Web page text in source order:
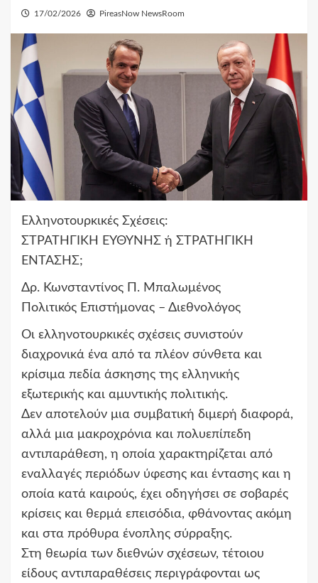
17/02/2026 PireasNow NewsRoom
Ελληνοτουρκικές Σχέσεις:
ΣΤΡΑΤΗΓΙΚΗ ΕΥΘΥΝΗΣ ή ΣΤΡΑΤΗΓΙΚΗ
ΕΝΤΑΣΗΣ;
Δρ. Κωνσταντίνος Π. Μπαλωμένος
Πολιτικός Επιστήμονας – Διεθνολόγος
Οι ελληνοτουρκικές σχέσεις συνιστούν
διαχρονικά ένα από τα πλέον σύνθετα και
κρίσιμα πεδία άσκησης της ελληνικής
εξωτερικής και αμυντικής πολιτικής.
Δεν αποτελούν μια συμβατική διμερή διαφορά,
αλλά μια μακροχρόνια και πολυεπίπεδη
αντιπαράθεση, η οποία χαρακτηρίζεται από
εναλλαγές περιόδων ύφεσης και έντασης και η
οποία κατά καιρούς, έχει οδηγήσει σε σοβαρές
κρίσεις και θερμά επεισόδια, φθάνοντας ακόμη
και στα πρόθυρα ένοπλης σύρραξης.
Στη θεωρία των διεθνών σχέσεων, τέτοιου
είδους αντιπαραθέσεις περιγράφονται ως